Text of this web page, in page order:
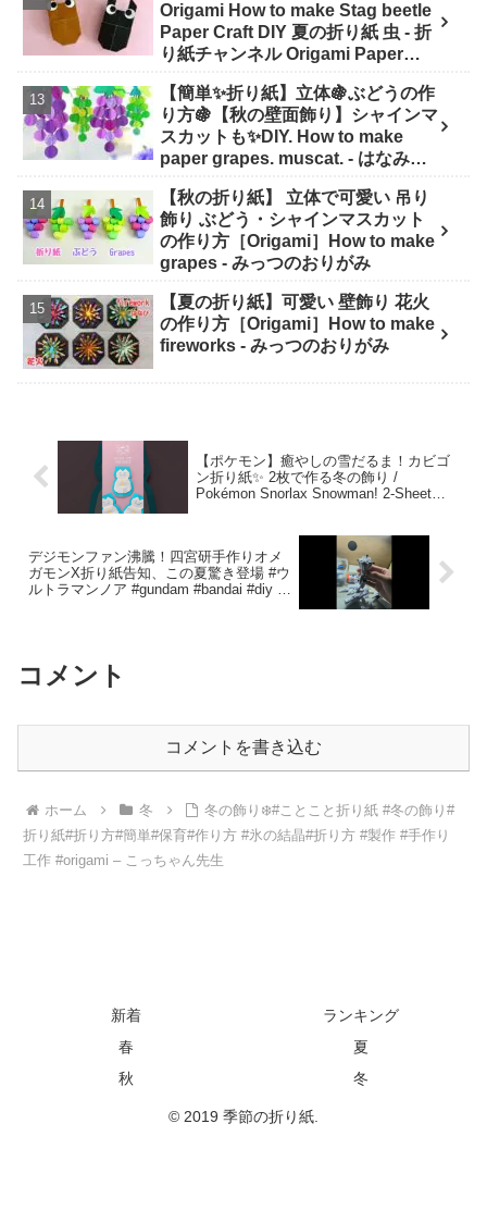
Origami How to make Stag beetle
Paper Craft DIY 夏の折り紙 虫 - 折
り紙チャンネル Origami Paper
【簡単✨折り紙】立体🍇ぶどうの作
り方🍇【秋の壁面飾り】シャインマ
スカットも✨DIY. How to make
paper grapes. muscat. - はなみこ
【秋の折り紙】 立体で可愛い 吊り
飾り ぶどう・シャインマスカット
の作り方［Origami］How to make
grapes - みっつのおりがみ
【夏の折り紙】可愛い 壁飾り 花火
の作り方［Origami］How to make
fireworks - みっつのおりがみ
【ポケモン】癒やしの雪だるま！カビゴ
ン折り紙✨ 2枚で作る冬の飾り /
Pokémon Snorlax Snowman! 2-Sheet
デジモンファン沸騰！四宮研手作りオメ
ガモンX折り紙告知、この夏驚き登場 #ウ
ルトラマンノア #gundam #bandai #diy #
コメント
コメントを書き込む
ホーム 冬
冬の飾り❄️#ことこと折り紙 #冬の飾り#
折り紙#折り方#簡単#保育#作り方 #氷の結晶#折り方 #製作 #手作り
工作 #origami – こっちゃん先生
新着
ランキング
春
夏
秋
冬
© 2019 季節の折り紙.